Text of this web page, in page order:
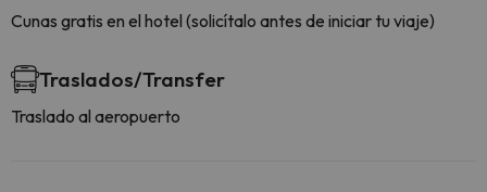
Cunas gratis en el hotel (solicítalo antes de iniciar tu viaje)
Traslados/Transfer
Traslado al aeropuerto